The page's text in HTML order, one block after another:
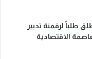
طلباً لرقمنة تدبير
الاقتصادية